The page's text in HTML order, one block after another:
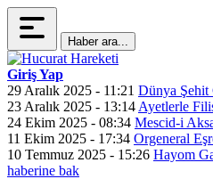
Haber ara...
Giriş Yap
29 Aralık 2025 - 11:21 Dünya
23 Aralık 2025 - 13:14 Ayetlerle
24 Ekim 2025 - 08:34 Mescid-i
11 Ekim 2025 - 17:34 Orgeneral
10 Temmuz 2025 - 15:26 Hayom
haberine bak